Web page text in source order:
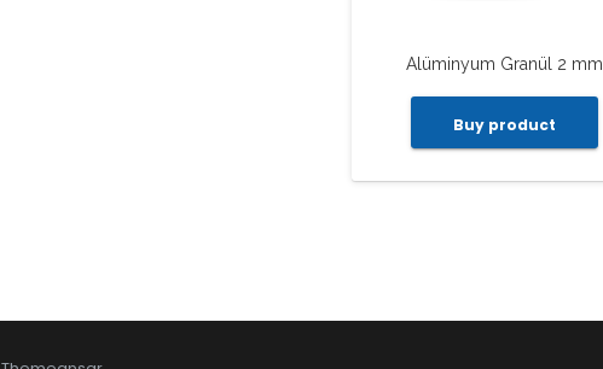
Alüminyum Granül 2 mm
Buy product